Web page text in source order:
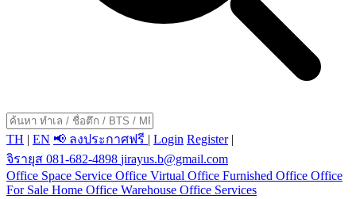
TH | EN 📢 ลงประกาศฟรี | Login Register |
จิรายุส 081-682-4898 jirayus.b@gmail.com
Office Space Service Office Virtual Office Furnished Office Office
For Sale Home Office Warehouse Office Services